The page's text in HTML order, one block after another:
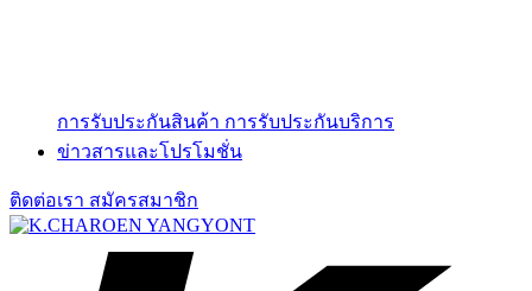
การรับประกันสินค้า การรับประกันบริการ
ข่าวสารและโปรโมชั่น
ติดต่อเรา สมัครสมาชิก